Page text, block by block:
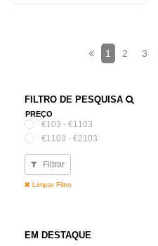
FILTRO DE PESQUISA
PREÇO
€103 - €1103
€1103 - €2103
Filtrar
Limpar Filtro
EM DESTAQUE
1 2 3